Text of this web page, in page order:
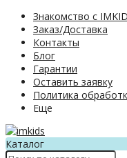
Знакомство с
Заказ/Доставка
Контакты
Блог
Гарантии
Оставить заявку
Политика
Еще
Каталог